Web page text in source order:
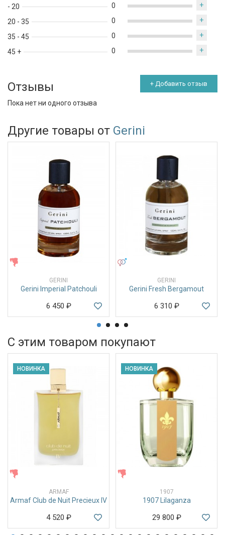
- 20
20 - 35
35 - 45
45 +
0 +
0 +
0 +
0 +
Отзывы + Добавить отзыв
Пока нет ни одного отзыва
Другие товары от Gerini
GERINI
Gerini Imperial Patchouli
6 450 ₽
GERINI
Gerini Fresh Bergamout
6 310 ₽
С этим товаром покупают
НОВИНКА
ARMAF
Armaf Club de Nuit Precieux IV
4 520 ₽
НОВИНКА
1907
1907 Lilaganza
29 800 ₽